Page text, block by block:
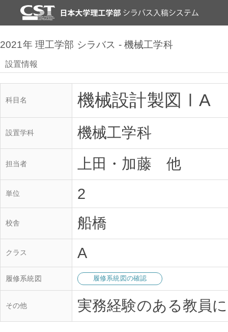
2021年 理工学部 シラバス - 機械工学科
設置情報
科目名 機械設計製図ⅠA
設置学科 機械工学科
担当者 上田・加藤 他
単位 2
校舎 船橋
クラス A
履修系統図 履修系統図の確認
その他 実務経験のある教員